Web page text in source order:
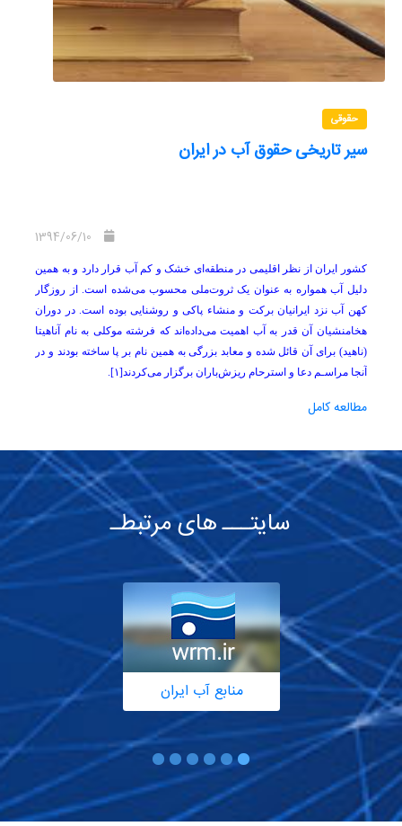
حقوقی
سیر تاریخی‌ حقوق‌ آب‌ در ایران‌
کشور ایران‌ از نظر اقلیمی‌ در منطقه‌ای‌ خشک‌ و کم‌ آب‌ قرار دارد و به همین
دلیل آب‌ همواره به‌ عنوان‌ یک‌ ثروت‌ملی‌ محسوب‌ می‌شده است. از روزگار
کهن‌ آب‌ نزد ایرانیان‌ برکت‌ و منشاء پاکی‌ و روشنایی‌ بوده‌ است‌. در دوران‌
هخامنشیان‌ آن‌ قدر به‌ آب‌ اهمیت‌ می‌داده‌اند که‌ فرشته‌ موکلی‌ به‌ نام‌ آناهیتا
(ناهید) برای ‌آن‌ قائل‌ شده‌ و معابد بزرگی‌ به‌ همین‌ نام‌ بر پا ساخته‌ بودند و در
آنجا مراسـم‌ دعا و استرحام‌ ریزش‌باران‌ برگزار می‌کردند[۱].
مطالعه کامل
سایتـــ های مرتبطـ
منابع آب ایران